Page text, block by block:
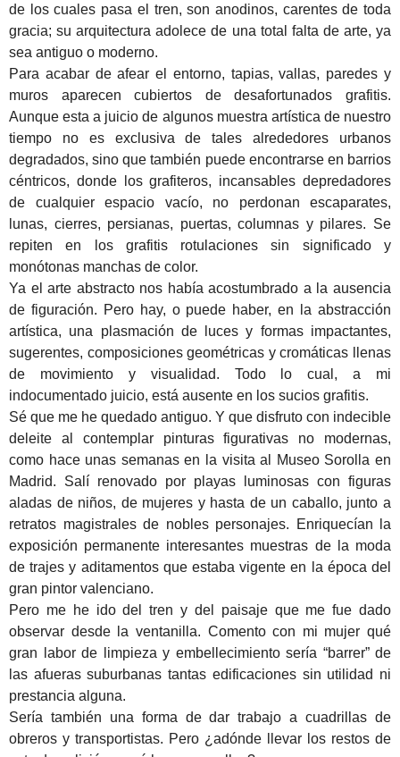
de los cuales pasa el tren, son anodinos, carentes de toda
gracia; su arquitectura adolece de una total falta de arte, ya
sea antiguo o moderno.
Para acabar de afear el entorno, tapias, vallas, paredes y
muros aparecen cubiertos de desafortunados grafitis.
Aunque esta a juicio de algunos muestra artística de nuestro
tiempo no es exclusiva de tales alrededores urbanos
degradados, sino que también puede encontrarse en barrios
céntricos, donde los grafiteros, incansables depredadores
de cualquier espacio vacío, no perdonan escaparates,
lunas, cierres, persianas, puertas, columnas y pilares. Se
repiten en los grafitis rotulaciones sin significado y
monótonas manchas de color.
Ya el arte abstracto nos había acostumbrado a la ausencia
de figuración. Pero hay, o puede haber, en la abstracción
artística, una plasmación de luces y formas impactantes,
sugerentes, composiciones geométricas y cromáticas llenas
de movimiento y visualidad. Todo lo cual, a mi
indocumentado juicio, está ausente en los sucios grafitis.
Sé que me he quedado antiguo. Y que disfruto con indecible
deleite al contemplar pinturas figurativas no modernas,
como hace unas semanas en la visita al Museo Sorolla en
Madrid. Salí renovado por playas luminosas con figuras
aladas de niños, de mujeres y hasta de un caballo, junto a
retratos magistrales de nobles personajes. Enriquecían la
exposición permanente interesantes muestras de la moda
de trajes y aditamentos que estaba vigente en la época del
gran pintor valenciano.
Pero me he ido del tren y del paisaje que me fue dado
observar desde la ventanilla. Comento con mi mujer qué
gran labor de limpieza y embellecimiento sería “barrer” de
las afueras suburbanas tantas edificaciones sin utilidad ni
prestancia alguna.
Sería también una forma de dar trabajo a cuadrillas de
obreros y transportistas. Pero ¿adónde llevar los restos de